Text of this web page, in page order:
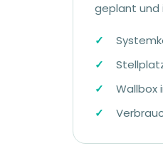
geplant und
Wallbox